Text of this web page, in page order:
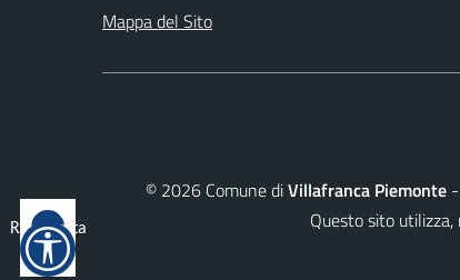
Mappa del Sito
© 2026Comune diVillafranca Piemonte-
Questo sito utilizza,
Reimposta
tutto